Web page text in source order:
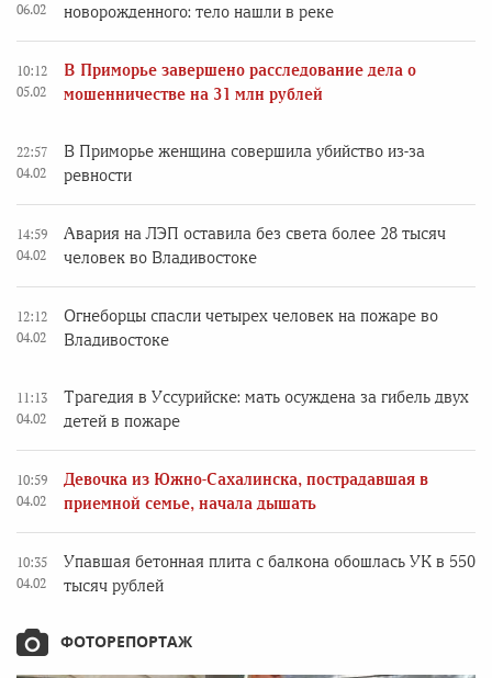
06.02
новорожденного: тело нашли в реке
10:12
05.02
В Приморье завершено расследование дела о
мошенничестве на 31 млн рублей
22:57
04.02
В Приморье женщина совершила убийство из-за
ревности
14:59
04.02
Авария на ЛЭП оставила без света более 28 тысяч
человек во Владивостоке
12:12
04.02
Огнеборцы спасли четырех человек на пожаре во
Владивостоке
11:13
04.02
Трагедия в Уссурийске: мать осуждена за гибель двух
детей в пожаре
10:59
04.02
Девочка из Южно-Сахалинска, пострадавшая в
приемной семье, начала дышать
10:35
04.02
Упавшая бетонная плита с балкона обошлась УК в 550
тысяч рублей
ФОТОРЕПОРТАЖ